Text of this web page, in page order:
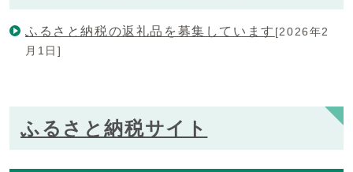
ふるさと納税の返礼品を募集しています [2026年2
月1日]
ふるさと納税サイト